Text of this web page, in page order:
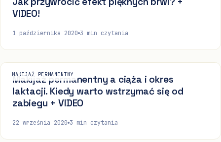
VIDEO!
1 października 2020 3 min czytania
MAKIJAŻ PERMANENTNY
Makijaż permanentny a ciąża i okres
laktacji. Kiedy warto wstrzymać się od
zabiegu + VIDEO
22 września 2020 3 min czytania